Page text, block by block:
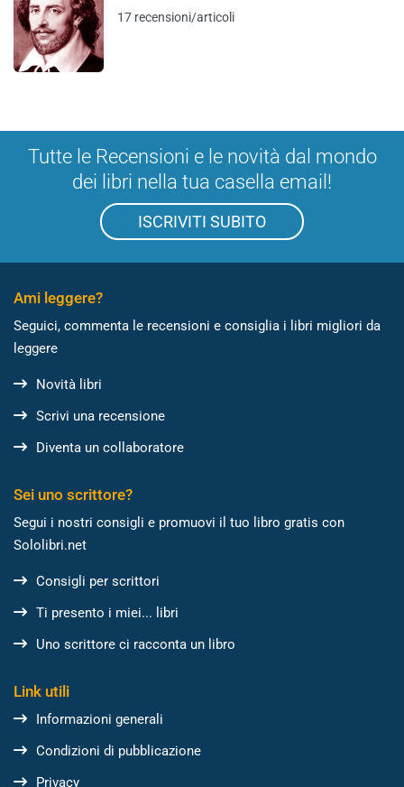
17 recensioni/articoli
Tutte le Recensioni e le novità dal mondo
dei libri nella tua casella email!
ISCRIVITI SUBITO
Ami leggere?
Seguici, commenta le recensioni e consiglia i libri migliori da
leggere
Novità libri
Scrivi una recensione
Diventa un collaboratore
Sei uno scrittore?
Segui i nostri consigli e promuovi il tuo libro gratis con
Sololibri.net
Consigli per scrittori
Ti presento i miei... libri
Uno scrittore ci racconta un libro
Link utili
Informazioni generali
Condizioni di pubblicazione
Privacy